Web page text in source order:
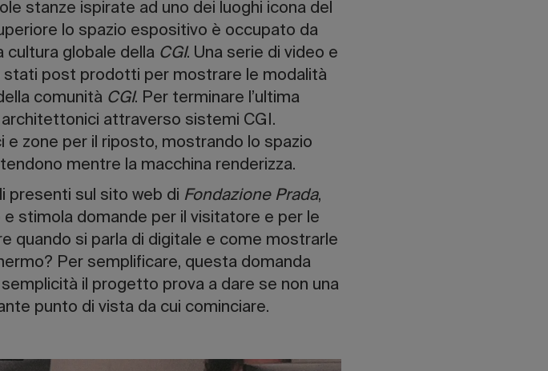
stanze ispirate ad uno dei luoghi icona del
lo spazio espositivo è occupato da
cultura globale della CGI. Una serie di video e
stati post prodotti per mostrare le modalità
comunità CGI. Per terminare l’ultima
attraverso sistemi CGI.
e zone per il riposto, mostrando lo spazio
mentre la macchina renderizza.
presenti sul sito web di Fondazione Prada,
stimola domande per il visitatore e per le
quando si parla di digitale e come mostrarle
Per semplificare, questa domanda
il progetto prova a dare se non una
punto di vista da cui cominciare.